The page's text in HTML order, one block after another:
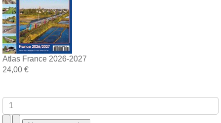
Atlas France 2026-2027
24,00 €